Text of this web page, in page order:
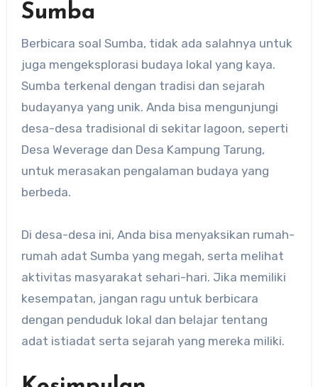
Sumba
Berbicara soal Sumba, tidak ada salahnya untuk
juga mengeksplorasi budaya lokal yang kaya.
Sumba terkenal dengan tradisi dan sejarah
budayanya yang unik. Anda bisa mengunjungi
desa-desa tradisional di sekitar lagoon, seperti
Desa Weverage dan Desa Kampung Tarung,
untuk merasakan pengalaman budaya yang
berbeda.
Di desa-desa ini, Anda bisa menyaksikan rumah-
rumah adat Sumba yang megah, serta melihat
aktivitas masyarakat sehari-hari. Jika memiliki
kesempatan, jangan ragu untuk berbicara
dengan penduduk lokal dan belajar tentang
adat istiadat serta sejarah yang mereka miliki.